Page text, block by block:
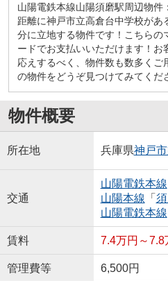
山陽電鉄本線山陽須磨駅周辺物
距離に神戸市立高倉台中学校があ
分に立地する物件です！こちらの
ードでお支払いいただけます！お
応えするべく、物件数も数多くご
の物件をどうぞ見つけてみてくだ
物件概要
所在地 兵庫県神戸
交通
山陽電鉄本線
山陽本線 「
山陽電鉄本線
賃料 7.4万円～7.8
管理費等 6,500円